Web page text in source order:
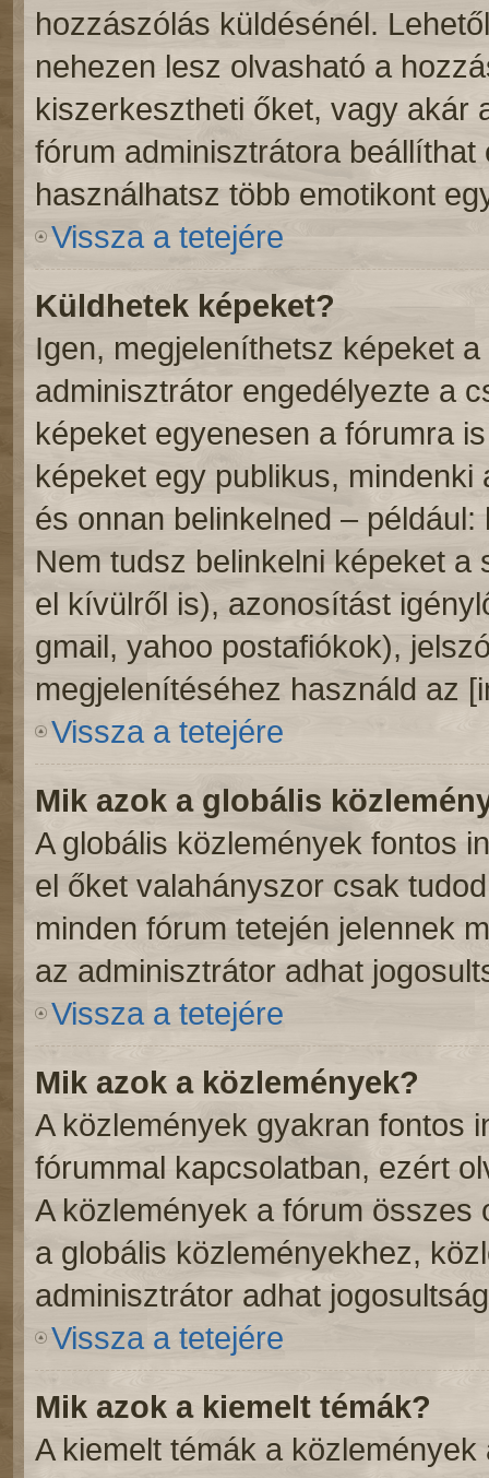
hozzászólás küldésénél.
nehezen lesz olvasható a
kiszerkesztheti őket, vagy akár
fórum adminisztrátora
használhatsz több emotikont
Vissza a tetejére
Küldhetek képeket?
Igen, megjeleníthetsz képeket
adminisztrátor engedélyezte a
képeket egyenesen a fórumra
képeket egy publikus,
és onnan belinkelned –
Nem tudsz belinkelni képeket
el kívülről is), azonosítást
gmail, yahoo postafiókok),
megjelenítéséhez használd az
Vissza a tetejére
Mik azok a globális
A globális közlemények fontos
el őket valahányszor csak
minden fórum tetején jelennek
az adminisztrátor adhat
Vissza a tetejére
Mik azok a közlemények?
A közlemények gyakran fontos
fórummal kapcsolatban, ezért
A közlemények a fórum összes
a globális közleményekhez,
adminisztrátor adhat
Vissza a tetejére
Mik azok a kiemelt témák?
A kiemelt témák a